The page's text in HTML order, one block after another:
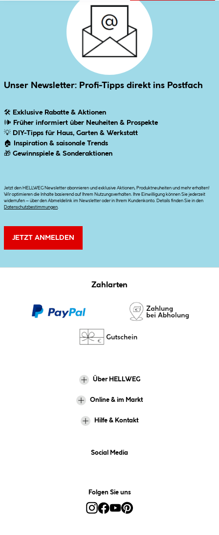
Unser Newsletter: Profi-Tipps direkt ins Postfach
🛠 Exklusive Rabatte & Aktionen
🕪 Früher informiert über Neuheiten & Prospekte
💡 DIY-Tipps für Haus, Garten & Werkstatt
🏠
Inspiration & saisonale Trends
🎁 Gewinnspiele & Sonderaktionen
Jetzt den HELLWEG Newsletter abonnieren und exklusive Aktionen, Produktneuheiten und mehr erhalten!
Wir optimieren die Inhalte basierend auf Ihrem Nutzungsverhalten. Ihre Einwilligung können Sie jederzeit
widerrufen – über den Abmeldelink im Newsletter oder in Ihrem Kundenkonto. Details finden Sie in den
Datenschutzbestimmungen
JETZT ANMELDEN
Zahlarten
Über HELLWEG
Online & im Markt
Hilfe & Kontakt
Social Media
Folgen Sie uns